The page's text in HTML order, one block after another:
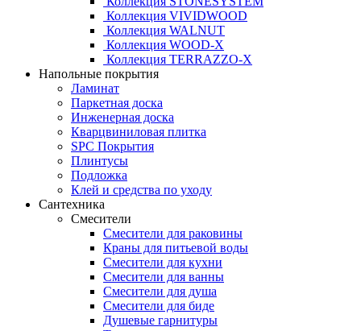
Коллекция VIVIDWOOD
Коллекция WALNUT
Коллекция WOOD-X
Коллекция ТЕRRАZZO-X
Напольные покрытия
Ламинат
Паркетная доска
Инженерная доска
Кварцвиниловая плитка
SPC Покрытия
Плинтусы
Подложка
Клей и средства по уходу
Сантехника
Смесители
Смесители для раковины
Краны для питьевой воды
Смесители для кухни
Смесители для ванны
Смесители для душа
Смесители для биде
Душевые гарнитуры